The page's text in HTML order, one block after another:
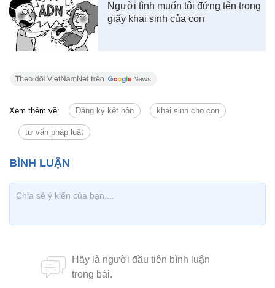
Người tình muốn tôi đứng tên trong
giấy khai sinh của con
Xem thêm về: Đăng ký kết hôn khai sinh cho con
tư vấn pháp luật